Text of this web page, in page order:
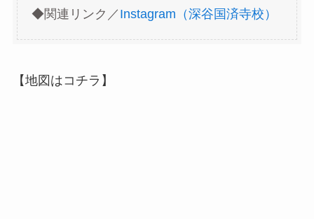
◆関連リンク／ Instagram（深谷国済寺校）
【地図はコチラ】